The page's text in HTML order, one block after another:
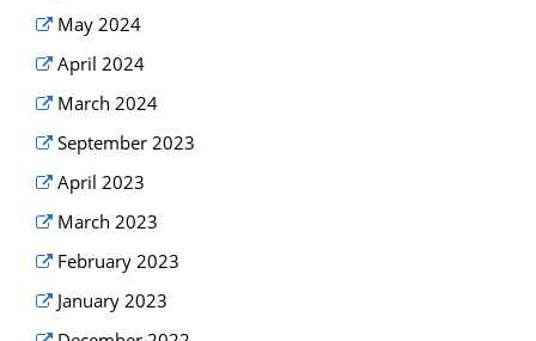
May 2024
April 2024
March 2024
September 2023
April 2023
March 2023
February 2023
January 2023